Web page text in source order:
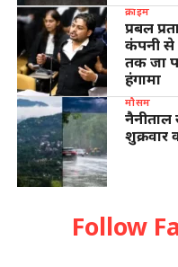
क्राइम
प्रबल
कंपनी से
तक जा
हंगामा
मौसम
शुक्रवार
Follow